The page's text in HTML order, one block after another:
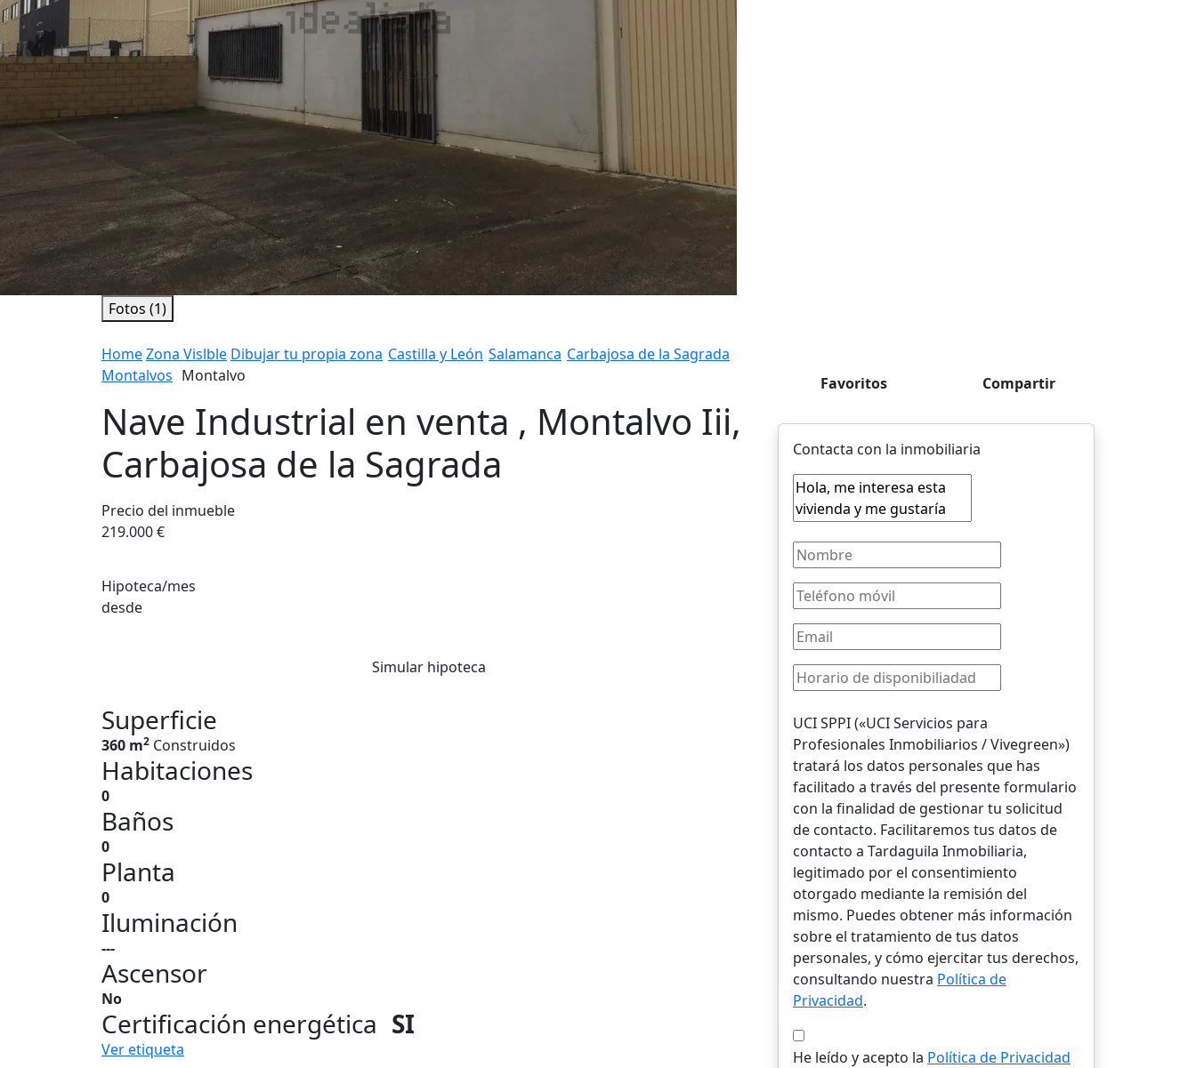
Fotos (1)
HomeZona Vislble Dibujar tu propia zona Castilla y León Salamanca Carbajosa de la Sagrada
Montalvos Montalvo
Nave Industrial en venta , Montalvo Iii,
Carbajosa de la Sagrada
Precio del inmueble
219.000 €
Hipoteca/mes
desde
Simular hipoteca
Superficie
360 m2 Construidos
Habitaciones
0
Baños
0
Planta
0
Iluminación
---
Ascensor
No
Certificación energética SI
Ver etiqueta
Favoritos Compartir
Contacta con la inmobiliaria
UCI SPPI («UCI Servicios para
Profesionales Inmobiliarios / Vivegreen»)
tratará los datos personales que has
facilitado a través del presente formulario
con la finalidad de gestionar tu solicitud
de contacto. Facilitaremos tus datos de
contacto a Tardaguila Inmobiliaria,
legitimado por el consentimiento
otorgado mediante la remisión del
mismo. Puedes obtener más información
sobre el tratamiento de tus datos
personales, y cómo ejercitar tus derechos,
consultando nuestra Política de
Privacidad.
He leído y acepto la Política de Privacidad